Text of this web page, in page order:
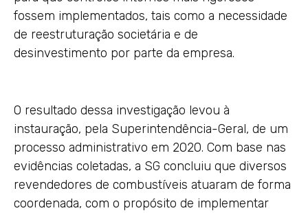
fossem implementados, tais como a necessidade
de reestruturação societária e de
desinvestimento por parte da empresa.
O resultado dessa investigação levou à
instauração, pela Superintendência-Geral, de um
processo administrativo em 2020. Com base nas
evidências coletadas, a SG concluiu que diversos
revendedores de combustíveis atuaram de forma
coordenada, com o propósito de implementar